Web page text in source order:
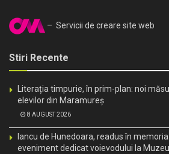
– Servicii de creare site web
Stiri Recente
Literația timpurie, în prim-plan: noi
elevilor din Maramureș
8 AUGUST 2026
Iancu de Hunedoara, readus în
eveniment dedicat voievodului la